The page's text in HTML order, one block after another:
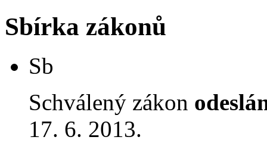
Sbírka zákonů
Sb
Schválený zákon
17. 6. 2013.